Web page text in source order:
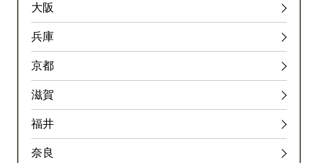
大阪
兵庫
京都
滋賀
福井
奈良